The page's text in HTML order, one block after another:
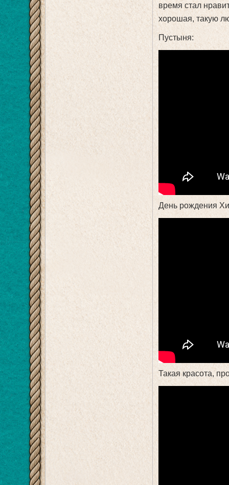
время стал
хорошая, такую
Пустыня:
День рождения
Такая красота,